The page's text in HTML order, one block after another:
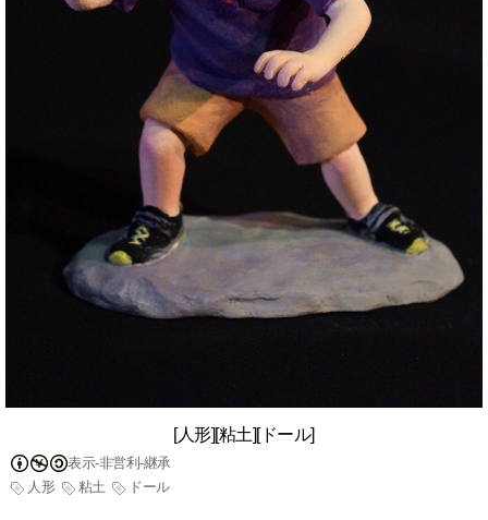
[人形][粘土][ドール]
表示-非営利-継承
人形
粘土 ドール